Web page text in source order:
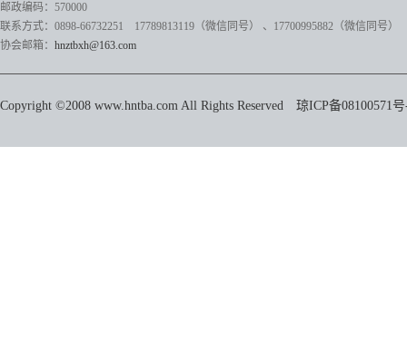
邮政编码：570000
联系方式：0898-66732251 17789813119（微信同号）
、17700995882 （微信同号）
协会邮箱： hnztbxh@163.com
Copyright ©2008 www.hntba.com All Rights Reserved 琼ICP备08100571